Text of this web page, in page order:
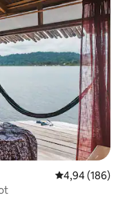
Gemiddelde
4,94 (186)